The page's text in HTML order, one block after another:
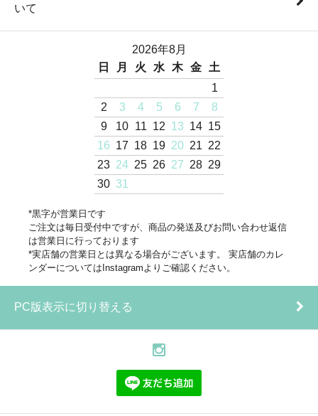
いて
2026年8月
日
月 火 水 木 金
土
1
2
3 4 5 6 7
8
9
10 11 12 13 14 15
16 17 18 19 20 21 22
23 24 25 26 27 28 29
30 31
*黒字が営業日です
ご注文は毎日受付中ですが、商品の発送及びお問い合わせ返信
は営業日に行っております
*実店舗の営業日とは異なる場合がございます。 実店舗のカレ
ンダーについてはInstagramよりご確認ください。
PC版表示に切り替える